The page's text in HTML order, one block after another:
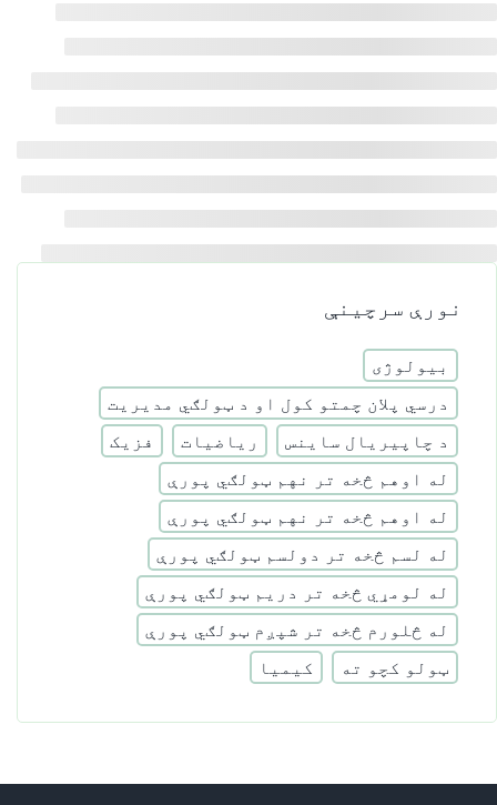
نورې سرچینې
بیولوژی
درسي پلان چمتو کول او د ټولګي مدیریت
د چاپیریال ساینس
ریاضیات
فزیک
له اوهم څخه تر نهم ټولګي پورې
له اوهم څخه تر نهم ټولګي پورې
له لسم څخه تر دولسم ټولګي پورې
له لومړي څخه تر دریم ټولګي پورې
له څلورم څخه تر شپږم ټولګي پورې
ټولو کچو ته
کیمیا